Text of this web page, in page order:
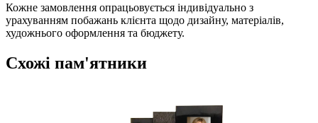
Кожне замовлення опрацьовується індивідуально з
урахуванням побажань клієнта щодо дизайну, матеріалів,
художнього оформлення та бюджету.
Схожі пам'ятники